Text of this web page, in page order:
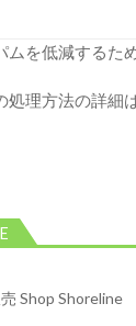
ムを低減するた
処理方法の詳細